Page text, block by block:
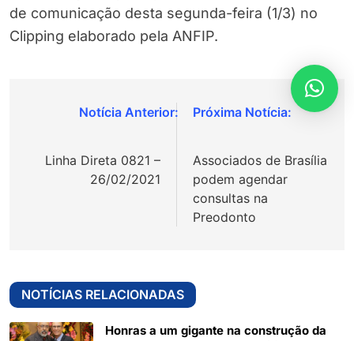
de comunicação desta segunda-feira (1/3) no
Clipping elaborado pela ANFIP.
Navegação
Post
Linha Direta 0821 –
26/02/2021
Associados de Brasília
podem agendar
consultas na
Preodonto
NOTÍCIAS RELACIONADAS
Honras a um gigante na construção da